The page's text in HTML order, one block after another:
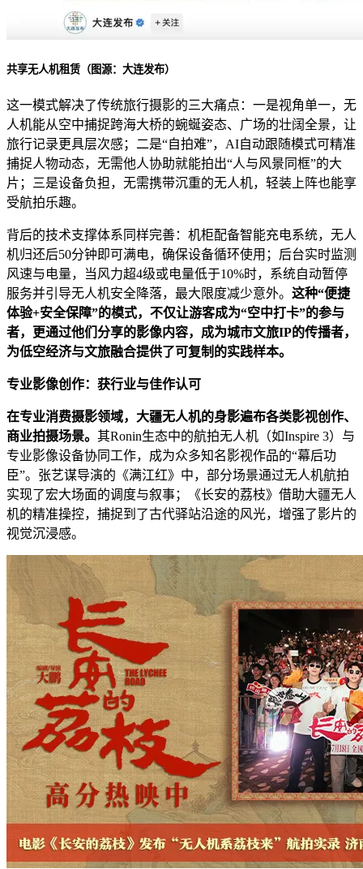
共享无人机租赁（图源：大连发布）
这一模式解决了传统旅行摄影的三大痛点：一是视角单一，无
人机能从空中捕捉跨海大桥的蜿蜒姿态、广场的壮阔全景，让
旅行记录更具层次感；二是“自拍难”，AI自动跟随模式可精准
捕捉人物动态，无需他人协助就能拍出“人与风景同框”的大
片；三是设备负担，无需携带沉重的无人机，轻装上阵也能享
受航拍乐趣。
背后的技术支撑体系同样完善：机柜配备智能充电系统，无人
机归还后50分钟即可满电，确保设备循环使用；后台实时监测
风速与电量，当风力超4级或电量低于10%时，系统自动暂停
服务并引导无人机安全降落，最大限度减少意外。 这种“便捷
体验+安全保障”的模式，不仅让游客成为“空中打卡”的参与
者，更通过他们分享的影像内容，成为城市文旅IP的传播者，
为低空经济与文旅融合提供了可复制的实践样本。
专业影像创作：获行业与佳作认可
在专业消费摄影领域，大疆无人机的身影遍布各类影视创作、
商业拍摄场景。 其Ronin生态中的航拍无人机（如Inspire 3）与
专业影像设备协同工作，成为众多知名影视作品的“幕后功
臣”。张艺谋导演的《满江红》中，部分场景通过无人机航拍
实现了宏大场面的调度与叙事；《长安的荔枝》借助大疆无人
机的精准操控，捕捉到了古代驿站沿途的风光，增强了影片的
视觉沉浸感。